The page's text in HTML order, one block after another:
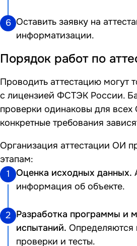
6 Оставить заявку на
информатизации.
Порядок работ по
Проводить аттестацию могут
с лицензией ФСТЭК России.
проверки одинаковы для
конкретные требования
Организация аттестации ОИ
этапам:
1
Оценка исходных данных.
информация об объекте.
2 Разработка программы и
испытаний. Определяются
проверки и тесты.